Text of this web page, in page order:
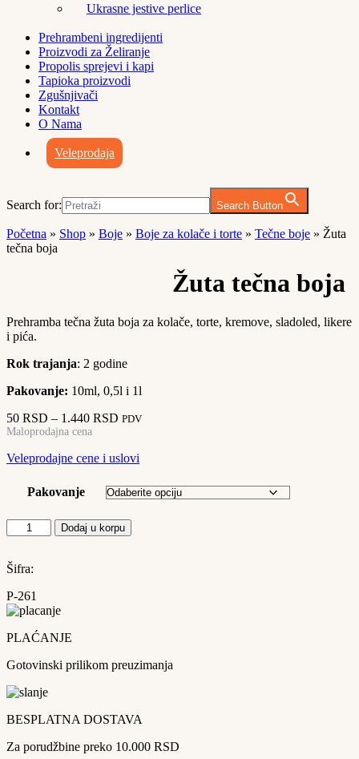
Ukrasne jestive perlice
Prehrambeni ingredijenti
Proizvodi za Želiranje
Propolis sprejevi i kapi
Tapioka proizvodi
Zgušnjivači
Kontakt
O Nama
Veleprodaja
Search for: Search Button
Početna » Shop » Boje » Boje za kolače i torte » Tečne boje » Žuta
tečna boja
Žuta tečna boja
Prehramba tečna žuta boja za kolače, torte, kremove, sladoled, likere
i pića.
Rok trajanja: 2 godine
Pakovanje: 10ml, 0,5l i 1l
50 RSD – 1.440 RSD Raspon
50 RSD
1.440 RSD
PDV
Maloprodajna cena
Veleprodajne cene i uslovi
Pakovanje
Žuta
tečna
količina
Dodaj u korpu
Šifra:
P-261
PLAĆANJE
Gotovinski prilikom preuzimanja
BESPLATNA DOSTAVA
Za porudžbine preko 10.000 RSD